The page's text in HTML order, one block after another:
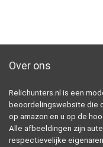
Over ons
Relichunters.nl is een
beoordelingswebsite die
op amazon en u op de
Alle afbeeldingen zijn
respectievelijke